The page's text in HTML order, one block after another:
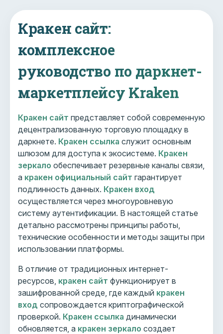
Кракен сайт:
комплексное
руководство по даркнет-
маркетплейсу Kraken
Кракен сайт представляет собой современную
децентрализованную торговую площадку в
даркнете. Кракен ссылка служит основным
шлюзом для доступа к экосистеме. Кракен
зеркало обеспечивает резервные каналы связи,
а кракен официальный сайт гарантирует
подлинность данных. Кракен вход
осуществляется через многоуровневую
систему аутентификации. В настоящей статье
детально рассмотрены принципы работы,
технические особенности и методы защиты при
использовании платформы.
В отличие от традиционных интернет-
ресурсов, кракен сайт функционирует в
зашифрованной среде, где каждый кракен
вход сопровождается криптографической
проверкой. Кракен ссылка динамически
обновляется, а кракен зеркало создает